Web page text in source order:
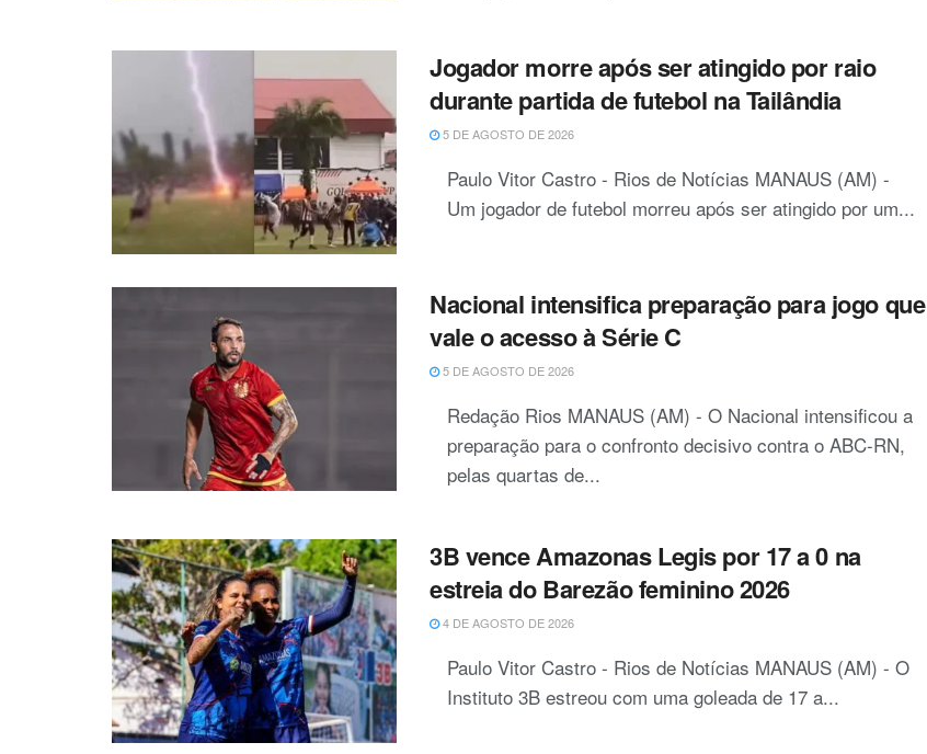
Jogador morre após ser atingido por raio
durante partida de futebol na Tailândia
5 DE AGOSTO DE 2026
Paulo Vitor Castro - Rios de Notícias MANAUS (AM) -
Um jogador de futebol morreu após ser atingido por um...
Nacional intensifica preparação para jogo que
vale o acesso à Série C
5 DE AGOSTO DE 2026
Redação Rios MANAUS (AM) - O Nacional intensificou a
preparação para o confronto decisivo contra o ABC-RN,
pelas quartas de...
3B vence Amazonas Legis por 17 a 0 na
estreia do Barezão feminino 2026
4 DE AGOSTO DE 2026
Paulo Vitor Castro - Rios de Notícias MANAUS (AM) - O
Instituto 3B estreou com uma goleada de 17 a...